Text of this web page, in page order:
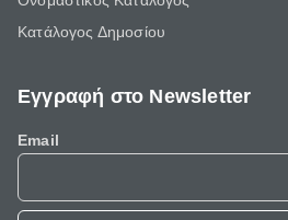
Κατάλογος Δημοσίου
Εγγραφή στο Newsletter
Email